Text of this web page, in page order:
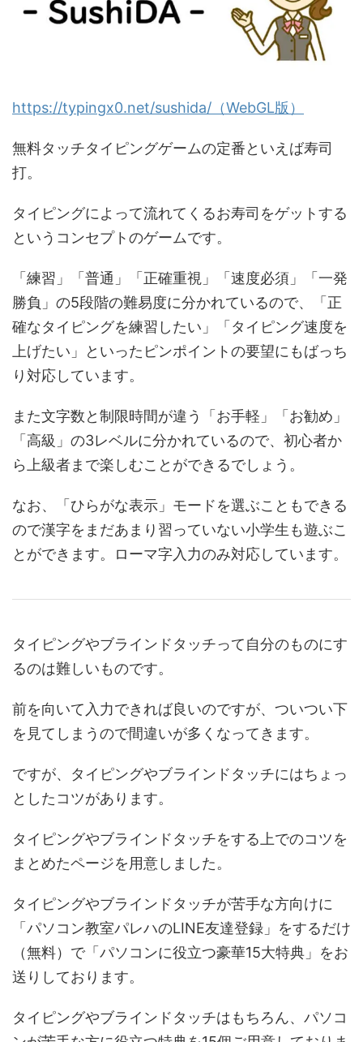
https://typingx0.net/sushida/（WebGL版）
無料タッチタイピングゲームの定番といえば寿司
打。
タイピングによって流れてくるお寿司をゲットする
というコンセプトのゲームです。
「練習」「普通」「正確重視」「速度必須」「一発
勝負」の5段階の難易度に分かれているので、「正
確なタイピングを練習したい」「タイピング速度を
上げたい」といったピンポイントの要望にもばっち
り対応しています。
また文字数と制限時間が違う「お手軽」「お勧め」
「高級」の3レベルに分かれているので、初心者か
ら上級者まで楽しむことができるでしょう。
なお、「ひらがな表示」モードを選ぶこともできる
ので漢字をまだあまり習っていない小学生も遊ぶこ
とができます。ローマ字入力のみ対応しています。
タイピングやブラインドタッチって自分のものにす
るのは難しいものです。
前を向いて入力できれば良いのですが、ついつい下
を見てしまうので間違いが多くなってきます。
ですが、タイピングやブラインドタッチにはちょっ
としたコツがあります。
タイピングやブラインドタッチをする上でのコツを
まとめたページを用意しました。
タイピングやブラインドタッチが苦手な方向けに
「パソコン教室パレハのLINE友達登録」をするだけ
（無料）で「パソコンに役立つ豪華15大特典」をお
送りしております。
タイピングやブラインドタッチはもちろん、パソコ